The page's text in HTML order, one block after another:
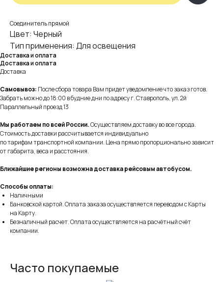
Соединитель прямой
Цвет: Черный
Тип применения: Для освещения
Доставка и оплата
Доставка и оплата
Доставка
Самовывоз: После сбора товара Вам придет уведомление что заказ готов.
Забрать можно до 18:00 в будние дни по адресу г. Ставрополь, ул. 2й
Параллельный проезд 13
Мы работаем по всей России.Осуществляем доставку во все города.
Стоимость доставки рассчитывается индивидуально
по тарифам транспортной компании. Цена прямо пропорционально зависит
от габарита, веса и расстояния.
Ближайшие регионы возможна доставка рейсовым автобусом.
Способы оплаты:
Наличными
Банковской картой. Оплата заказа осуществляется переводом с Карты
на Карту.
Безналичный расчет. Оплата осуществляется на расчётный счёт
компании.
Часто покупаемые